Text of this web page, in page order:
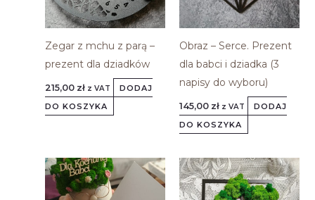
Zegar z mchu z parą –
prezent dla dziadków
215,00 zł z VAT
DODAJ
DO KOSZYKA
Obraz – Serce. Prezent
dla babci i dziadka (3
napisy do wyboru)
145,00 zł z VAT
DODAJ
DO KOSZYKA